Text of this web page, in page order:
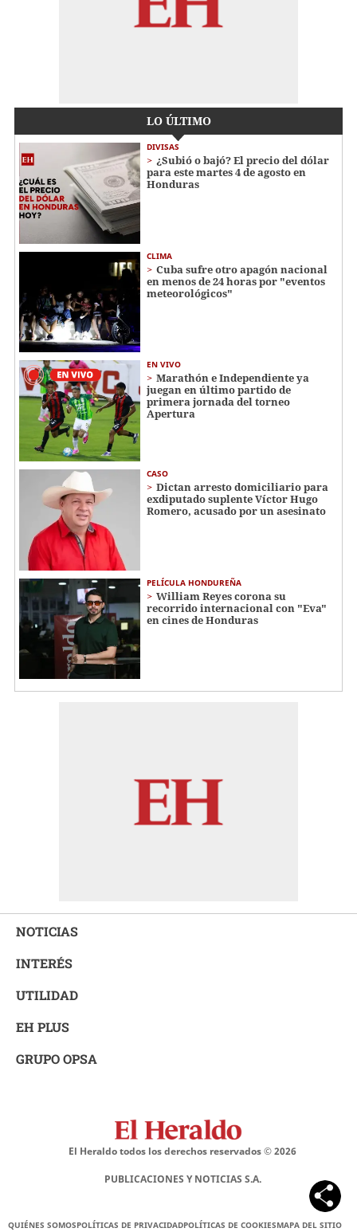
LO ÚLTIMO
DIVISAS
¿Subió o bajó? El precio del dólar
para este martes 4 de agosto en
Honduras
CLIMA
Cuba sufre otro apagón nacional
en menos de 24 horas por "eventos
meteorológicos"
EN VIVO
Marathón e Independiente ya
juegan en último partido de
primera jornada del torneo
Apertura
CASO
Dictan arresto domiciliario para
exdiputado suplente Víctor Hugo
Romero, acusado por un asesinato
PELÍCULA HONDUREÑA
William Reyes corona su
recorrido internacional con "Eva"
en cines de Honduras
NOTICIAS
INTERÉS
UTILIDAD
EH PLUS
GRUPO OPSA
El Heraldo todos los derechos reservados ©2026
PUBLICACIONES Y NOTICIAS S.A.
QUIÉNES SOMOSPOLÍTICAS DE PRIVACIDADPOLÍTICAS DE COOKIESMAPA DEL SITIO